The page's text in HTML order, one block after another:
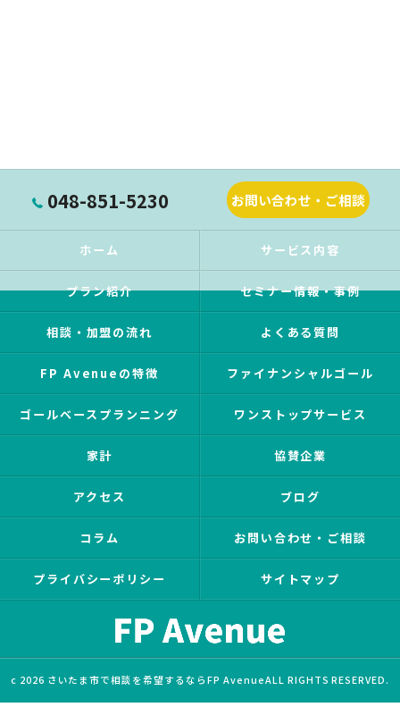
048-851-5230 お問い合わせ・ご相談
ホーム サービス内容
プラン紹介 セミナー情報・事例
相談・加盟の流れ よくある質問
FP Avenueの特徴 ファイナンシャルゴール
ゴールベースプランニング ワンストップサービス
家計 協賛企業
アクセス ブログ
コラム お問い合わせ・ご相談
プライバシーポリシー サイトマップ
c 2026 さいたま市で相談を希望するならFP AvenueALL RIGHTS RESERVED.